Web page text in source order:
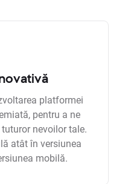
platformei
pentru a ne
nevoilor tale.
atât în versiunea
mobilă.